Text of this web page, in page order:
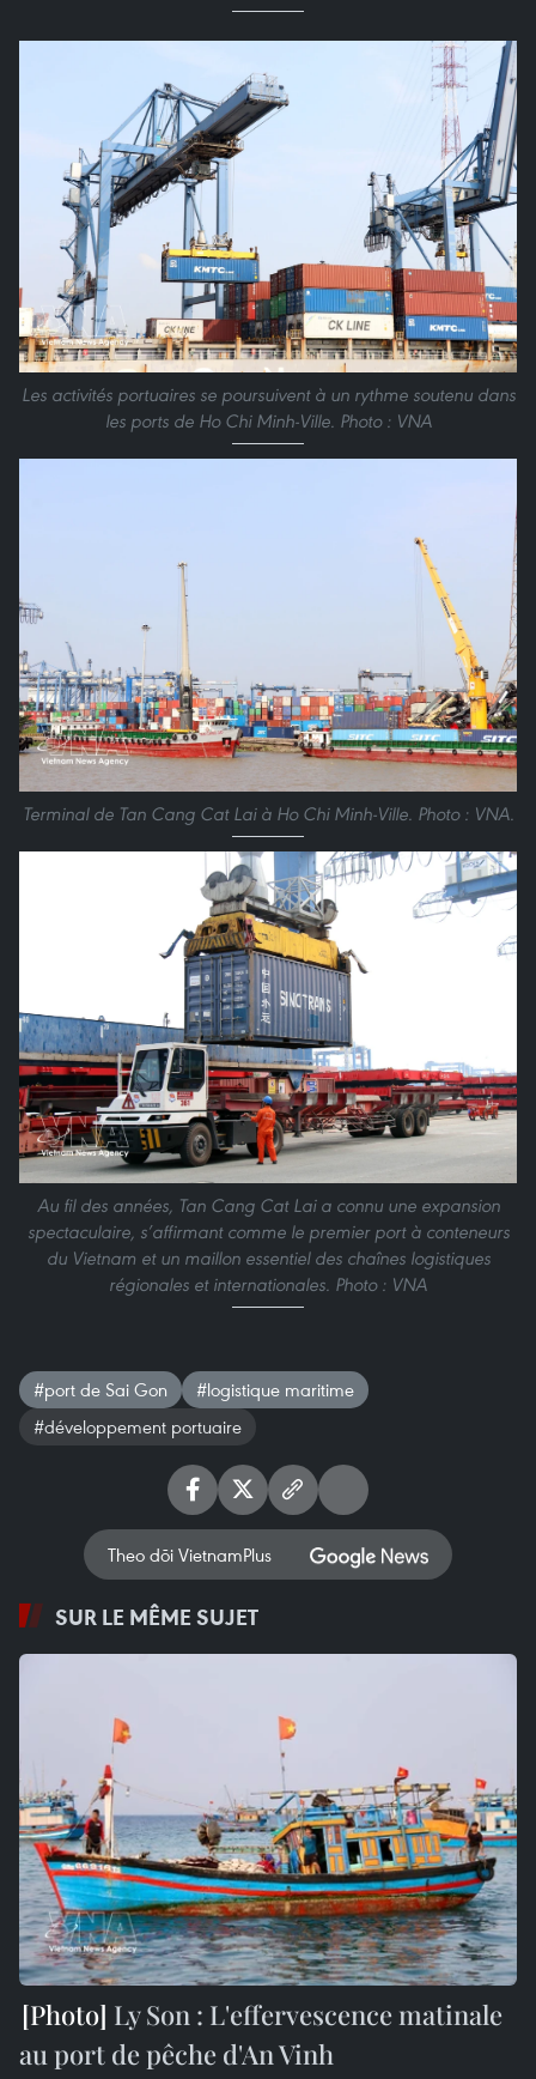
Les activités portuaires se poursuivent à un rythme soutenu dans
les ports de Ho Chi Minh-Ville. Photo : VNA
Terminal de Tan Cang Cat Lai à Ho Chi Minh-Ville. Photo : VNA.
Au fil des années, Tan Cang Cat Lai a connu une expansion
spectaculaire, s’affirmant comme le premier port à conteneurs
du Vietnam et un maillon essentiel des chaînes logistiques
régionales et internationales. Photo : VNA
#port de Sai Gon
#logistique maritime
#développement portuaire
Theo dõi VietnamPlus
SUR LE MÊME SUJET
Ly Son : L'effervescence matinale
au port de pêche d'An Vinh